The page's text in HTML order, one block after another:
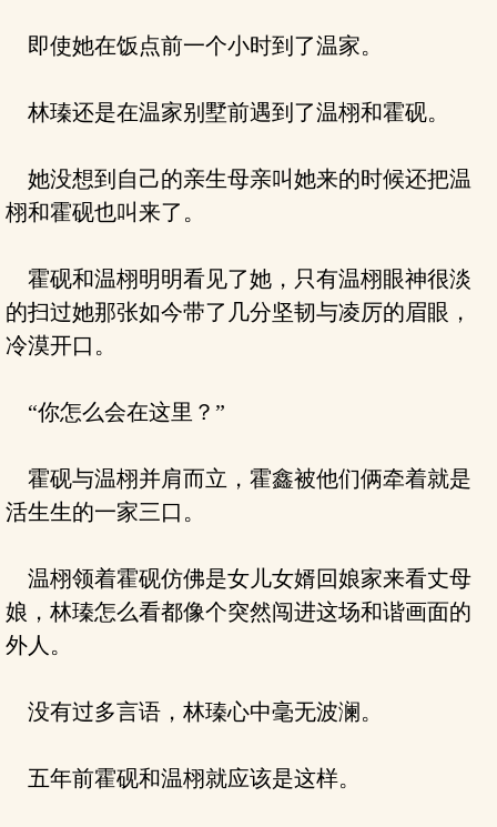
即使她在饭点前一个小时到了温家。
林瑧还是在温家别墅前遇到了温栩和霍砚。
她没想到自己的亲生母亲叫她来的时候还把温
栩和霍砚也叫来了。
霍砚和温栩明明看见了她，只有温栩眼神很淡
的扫过她那张如今带了几分坚韧与凌厉的眉眼，
冷漠开口。
“你怎么会在这里？”
霍砚与温栩并肩而立，霍鑫被他们俩牵着就是
活生生的一家三口。
温栩领着霍砚仿佛是女儿女婿回娘家来看丈母
娘，林瑧怎么看都像个突然闯进这场和谐画面的
外人。
没有过多言语，林瑧心中毫无波澜。
五年前霍砚和温栩就应该是这样。